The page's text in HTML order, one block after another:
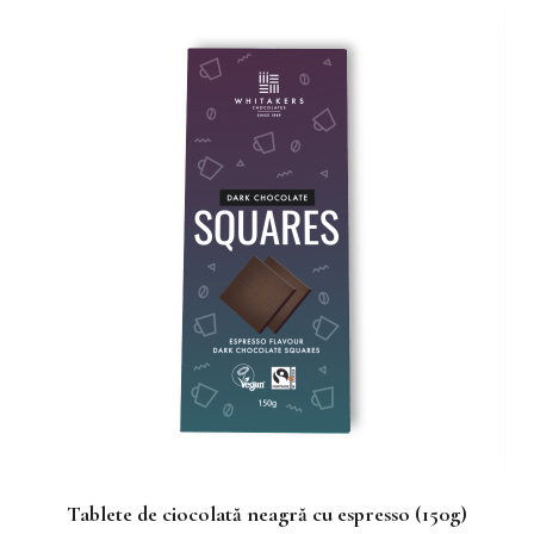
Tablete de ciocolată neagră cu espresso (150g)